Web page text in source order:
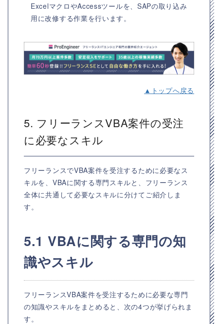
ExcelマクロやAccessツールを、SAPの取り込み
用に改修する作業を行います。
▲トップへ戻る
5. フリーランスVBA案件の受注
に必要なスキル
フリーランスでVBA案件を受注するために必要なス
キルを、VBAに関する専門スキルと、フリーランス
全体に共通して必要なスキルに分けてご紹介しま
す。
5.1 VBAに関する専門の知
識やスキル
フリーランスVBA案件を受注するために必要な専門
の知識やスキルをまとめると、次の4つが挙げられま
す。